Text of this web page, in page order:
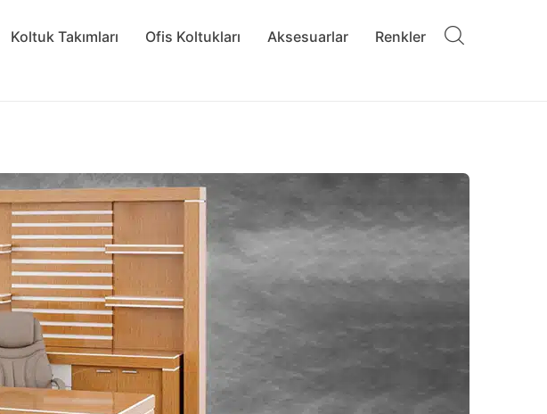
Koltuk Takımları Ofis Koltukları Aksesuarlar Renkler